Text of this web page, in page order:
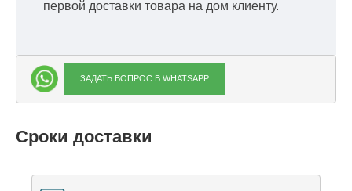
первой доставки товара на дом клиенту.
ЗАДАТЬ ВОПРОС В WHATSAPP
Сроки доставки